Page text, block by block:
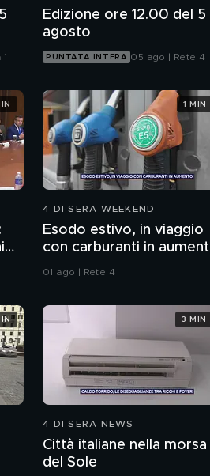
Edizione ore 12.00 del 5
agosto
PUNTATA INTERA 05 ago | Rete 4
4 DI SERA WEEKEND
Esodo estivo, in viaggio
con carburanti in
01 ago | Rete 4
1 MIN
4 DI SERA NEWS
Città italiane nella morsa
del Sole
3 MIN